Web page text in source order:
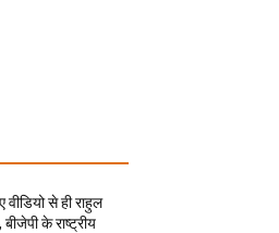
से ही राहुल
के राष्ट्रीय